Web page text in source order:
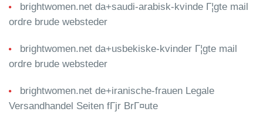
brightwomen.net da+saudi-arabisk-kvinde Г¦gte mail
ordre brude websteder
brightwomen.net da+usbekiske-kvinder Г¦gte mail
ordre brude websteder
brightwomen.net de+iranische-frauen Legale
Versandhandel Seiten fГјr BrГ¤ute